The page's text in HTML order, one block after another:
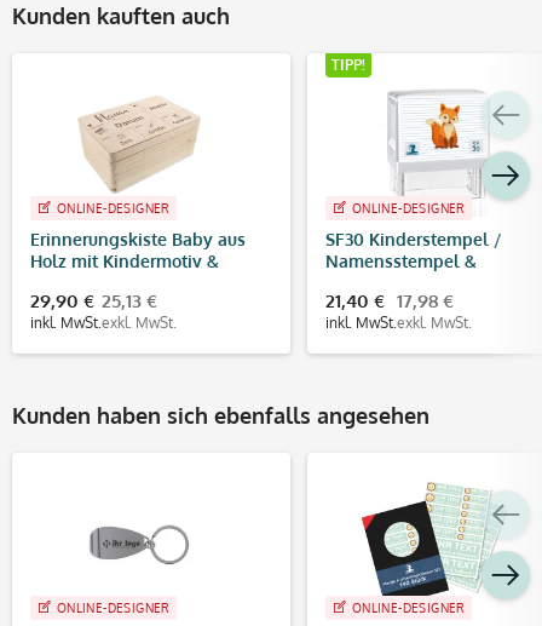
ohne Vorlage
Jetzt ganz einfach selbst
Kunden kauften auch
ONLINE-DESIGNER
Erinnerungskiste Baby aus
Holz mit Kindermotiv &
29,90 €
inkl. MwSt.
25,13 €
exkl. MwSt.
TIPP!
ONLINE-DESIGNER
SF30 Kinderstempel /
Namensstempel &
21,40 €
inkl. MwSt.
17,98 €
exkl. MwSt.
Kunden haben sich ebenfalls angesehen
ONLINE-DESIGNER ONLINE-DESIGNER